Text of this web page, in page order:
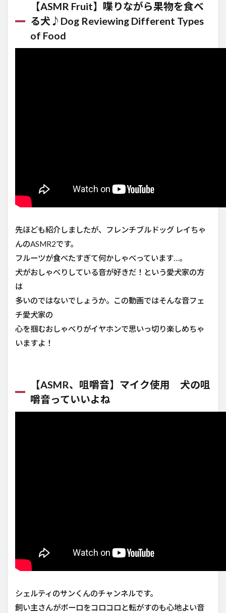
【ASMR Fruit】喋りながら果物を食べ
る犬♪Dog Reviewing Different Types
of Food
先ほども紹介しましたが、フレンチブルドッグ レイちゃ
んのASMR2です。
フルーツが食べたすぎて何かしゃべっています…。
犬がおしゃべりしている音が好きだ！という愛犬家の方
は
多いのではないでしょうか。この動画ではそんな音フェ
チ愛犬家の
心を掴むおしゃべりがイヤホンで思いっ切り楽しめちゃ
いますよ！
【ASMR、咀嚼音】マイク使用 犬の咀
嚼音っていいよね
シェルティのサンくんのチャンネルです。
飼い主さんがボーロをコロコロと転がすのも心地よい音